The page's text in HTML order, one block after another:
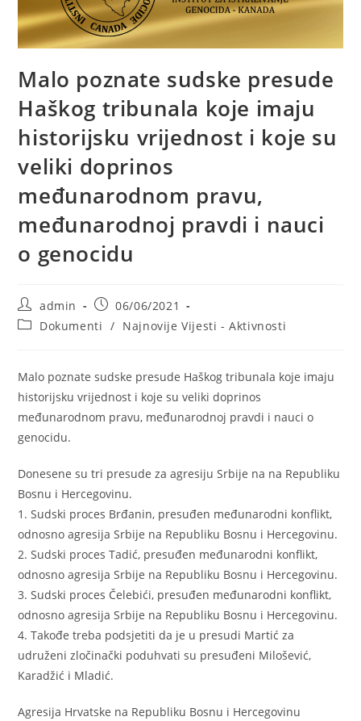
Malo poznate sudske presude
Haškog tribunala koje imaju
historijsku vrijednost i koje su
veliki doprinos
međunarodnom pravu,
međunarodnoj pravdi i nauci
o genocidu
Post
author:
admin
Post
published:
06/06/2021
PostDokumenti / Najnovije Vijesti - Aktivnosti
Malo poznate sudske presude Haškog tribunala koje imaju
historijsku vrijednost i koje su veliki doprinos
međunarodnom pravu, međunarodnoj pravdi i nauci o
genocidu.
Donesene su tri presude za agresiju Srbije na na Republiku
Bosnu i Hercegovinu.
1. Sudski proces Brđanin, presuđen međunarodni konflikt,
odnosno agresija Srbije na Republiku Bosnu i Hercegovinu.
2. Sudski proces Tadić, presuđen međunarodni konflikt,
odnosno agresija Srbije na Republiku Bosnu i Hercegovinu.
3. Sudski proces Čelebići, presuđen međunarodni konflikt,
odnosno agresija Srbije na Republiku Bosnu i Hercegovinu.
4. Takođe treba podsjetiti da je u presudi Martić za
udruženi zločinački poduhvati su presuđeni Milošević,
Karadžić i Mladić.
Agresija Hrvatske na Republiku Bosnu i Hercegovinu